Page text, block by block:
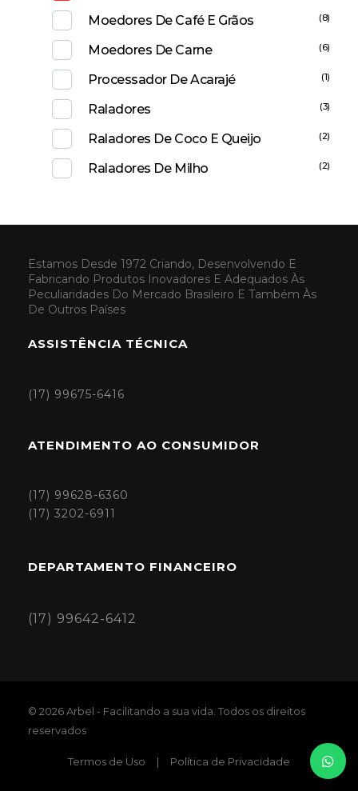
Moedores De Café E Grãos (8)
Moedores De Carne (6)
Processador De Acarajé (1)
Raladores (3)
Raladores De Coco E Queijo (2)
Raladores De Milho (2)
Estamos Desde 1972 Criando, Desenvolvendo E
Fabricando Produtos Inovadores E Adequados Às
Peculiaridades Do Mercado Brasileiro E Também Às
De Outros Países
ASSISTÊNCIA TÉCNICA
(17) 99675-6416
ATENDIMENTO AO CONSUMIDOR
(17) 99628-6360
(17) 3202-6911
DEPARTAMENTO FINANCEIRO
(17) 99642-6412
© 2026 Arbel - Facilitando a sua vida. Todos os direitos
reservados
Termos de Uso | Política de Privacidade